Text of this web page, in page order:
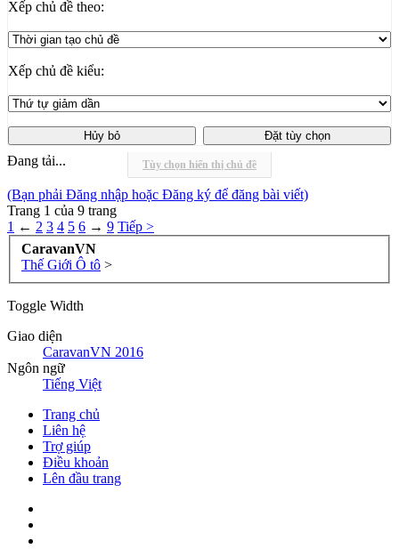
Tùy chọn hiển thị chủ đề
Xếp chủ đề theo:
Xếp chủ đề kiểu:
Đang tải...
(Bạn phải Đăng nhập hoặc Đăng ký để đăng bài viết)
Trang 1 của 9 trang
1 ← 2 3 4 5 6 → 9 Tiếp >
CaravanVN
Thế Giới Ô tô >
Toggle Width
Giao diện
CaravanVN 2016
Ngôn ngữ
Tiếng Việt
Trang chủ
Liên hệ
Trợ giúp
Điều khoản
Lên đầu trang